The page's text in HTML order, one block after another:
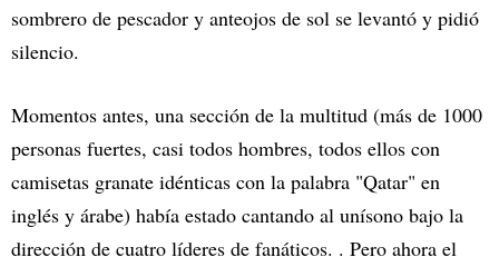
sombrero de pescador y anteojos de sol se levantó y pidió
silencio.
Momentos antes, una sección de la multitud (más de 1000
personas fuertes, casi todos hombres, todos ellos con
camisetas granate idénticas con la palabra "Qatar" en
inglés y árabe) había estado cantando al unísono bajo la
dirección de cuatro líderes de fanáticos. . Pero ahora el